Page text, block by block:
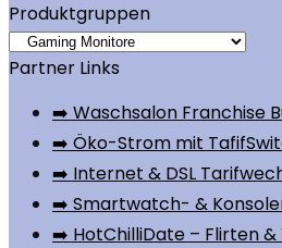
Produktgruppen
Partner Links
➡️ Waschsalon Franchise
➡️ Öko-Strom mit
➡️ Internet & DSL
➡️ Smartwatch- &
➡️ HotChilliDate – Flirten